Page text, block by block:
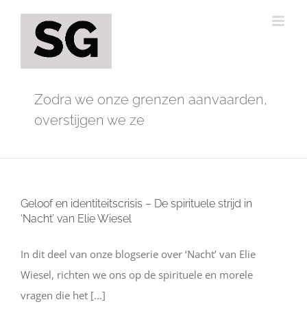
Zodra we onze grenzen aanvaarden,
overstijgen we ze
Geloof en identiteitscrisis – De spirituele strijd in
‘Nacht’ van Elie Wiesel
In dit deel van onze blogserie over ‘Nacht’ van Elie
Wiesel, richten we ons op de spirituele en morele
vragen die het [...]